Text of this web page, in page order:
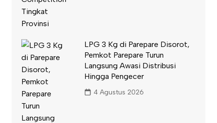
LPG 3 Kg di Parepare Disorot,
Pemkot Parepare Turun
Langsung Awasi Distribusi
Hingga Pengecer
4 Agustus 2026